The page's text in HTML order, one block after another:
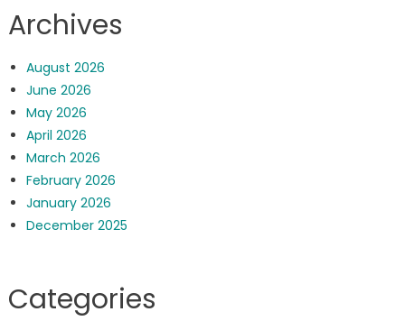
Archives
August 2026
June 2026
May 2026
April 2026
March 2026
February 2026
January 2026
December 2025
Categories